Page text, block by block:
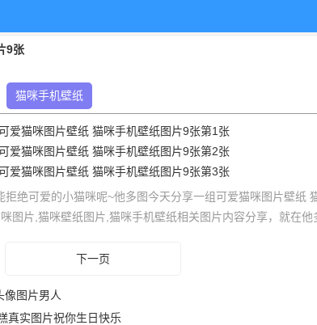
9张
猫咪手机壁纸
绝可爱的小猫咪呢~他多图今天分享一组可爱猫咪图片壁纸
图片,猫咪壁纸图片,猫咪手机壁纸相关图片内容分享，就在他
下一页
像图片男人
真实图片祝你生日快乐